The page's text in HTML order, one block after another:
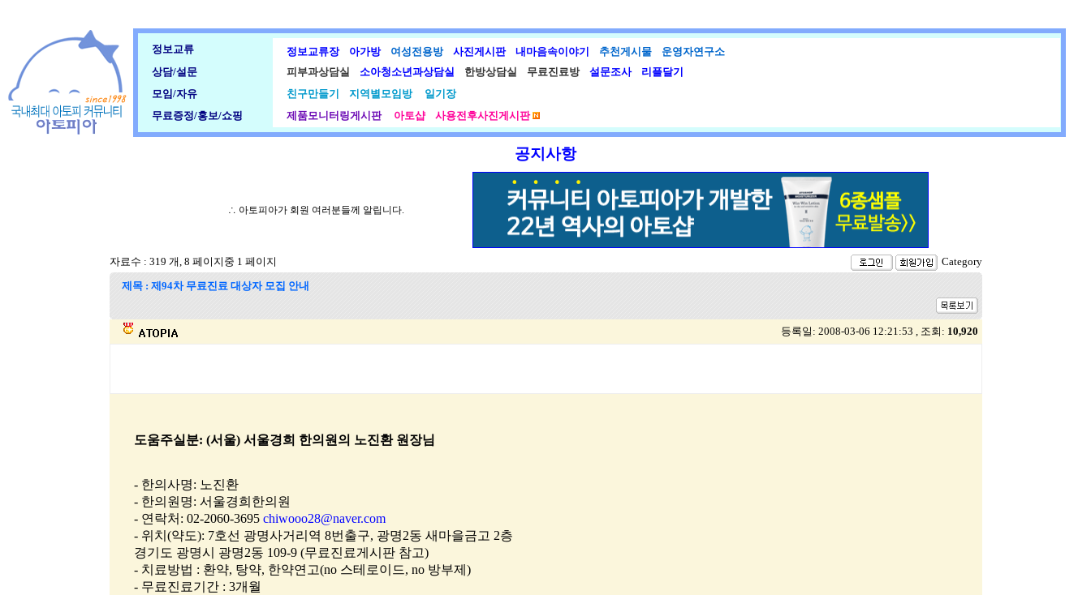
정보교류 정보교류장 아가방 여성전용방 사진게시판 내마음속이야기 추천게시물
운영자연구소
상담/설문
피부과상담실 소아청소년과상담실 한방상담실 무료진료방 설문조사
리플달기
모임/자유
친구만들기 지역별모임방
일기장
무료증정/홍보/쇼핑
제품모니터링게시판 아토샵 사용전후사진게시판
공지사항
∴ 아토피아가 회원 여러분들께 알립니다.
자료수 : 319 개, 8 페이지중 1 페이지
Category
제목 : 제94차 무료진료 대상자 모집 안내
등록일: 2008-03-06 12:21:53 , 조회: 10,920
도움주실분: (서울) 서울경희 한의원의 노진환 원장님
- 한의사명: 노진환
- 한의원명: 서울경희한의원
- 연락처: 02-2060-3695 chiwooo28@naver.com
- 위치(약도): 7호선 광명사거리역 8번출구, 광명2동 새마을금고 2층
경기도 광명시 광명2동 109-9 (무료진료게시판 참고)
- 치료방법 : 환약, 탕약, 한약연고(no 스테로이드, no 방부제)
- 무료진료기간 : 3개월